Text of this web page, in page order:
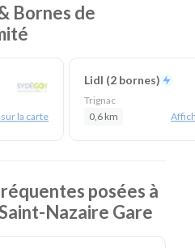
Bornes de
la carte
Lidl (2 bornes)
Trignac
0,6 km
posées à
Nazaire Gare